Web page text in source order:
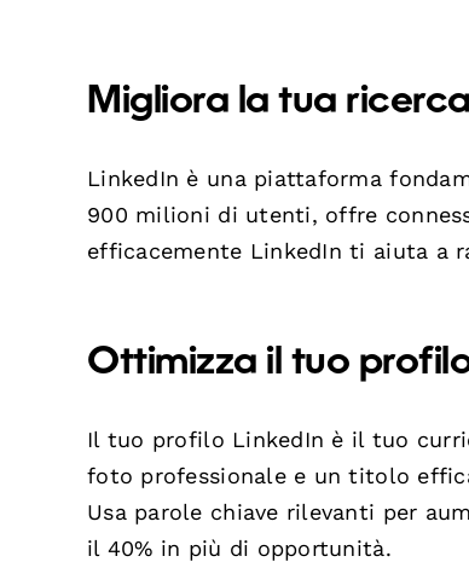
Migliora la tua
LinkedIn è una piattaforma
900 milioni di utenti, offre
efficacemente LinkedIn ti aiuta a
Ottimizza il tuo
Il tuo profilo LinkedIn è il tuo
foto professionale e un titolo
Usa parole chiave rilevanti per
il 40% in più di opportunità.